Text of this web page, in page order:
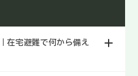
る。
在宅避難で何から備え